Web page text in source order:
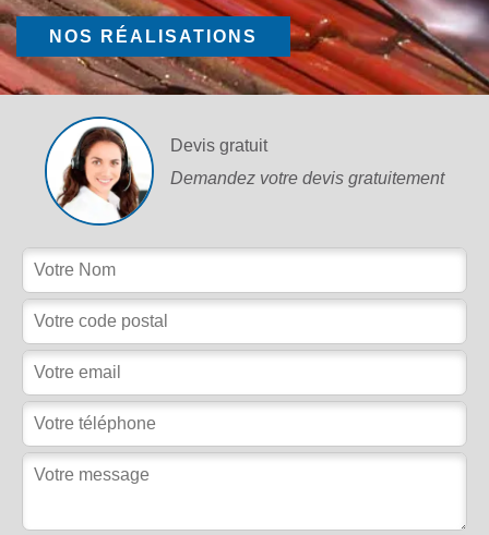
NOS RÉALISATIONS
Devis gratuit
Demandez votre devis gratuitement